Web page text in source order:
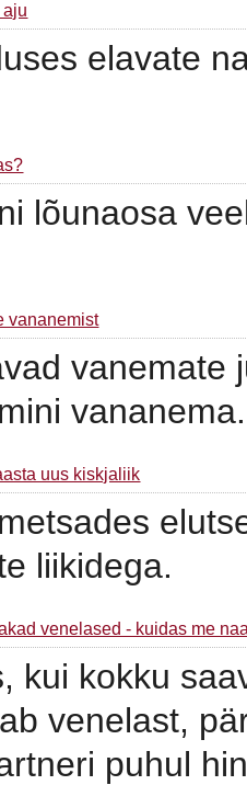
elavate
lõunaosa
vananemist
vanemate
vananema.
uus kiskjaliik
liikidega.
venelased - kuidas me
kui kokku
venelast,
puhul